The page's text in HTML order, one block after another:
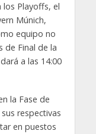
Playoffs, el
Múnich,
equipo no
de Final de la
a las 14:00
la Fase de
respectivas
en puestos